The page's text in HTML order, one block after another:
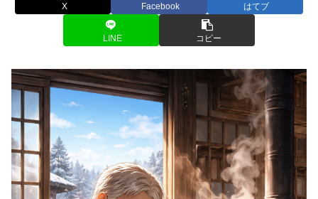
X Facebook はてブ
LINE コピー